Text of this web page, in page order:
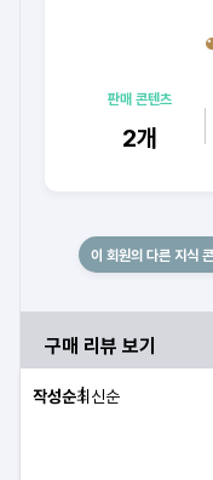
판매 콘텐츠
2개
이 회원의 다른 지식
구매 리뷰 보기
작성순최신순